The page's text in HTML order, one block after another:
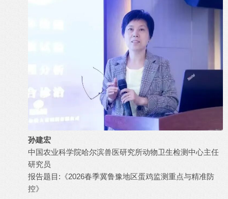
孙建宏
中国农业科学院哈尔滨兽医研究所动物卫生检测中心主任
研究员
报告题目:《2026春季冀鲁豫地区蛋鸡监测重点与精准防
控》